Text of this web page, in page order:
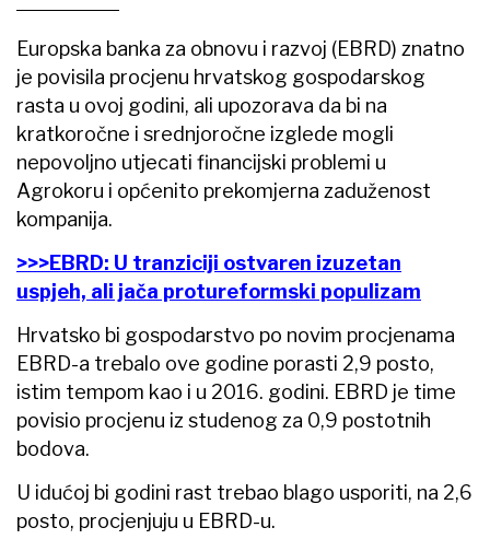
Europska banka za obnovu i razvoj (EBRD) znatno
je povisila procjenu hrvatskog gospodarskog
rasta u ovoj godini, ali upozorava da bi na
kratkoročne i srednjoročne izglede mogli
nepovoljno utjecati financijski problemi u
Agrokoru i općenito prekomjerna zaduženost
kompanija.
>>>EBRD: U tranziciji ostvaren izuzetan
uspjeh, ali jača protureformski populizam
Hrvatsko bi gospodarstvo po novim procjenama
EBRD-a trebalo ove godine porasti 2,9 posto,
istim tempom kao i u 2016. godini. EBRD je time
povisio procjenu iz studenog za 0,9 postotnih
bodova.
U idućoj bi godini rast trebao blago usporiti, na 2,6
posto, procjenjuju u EBRD-u.